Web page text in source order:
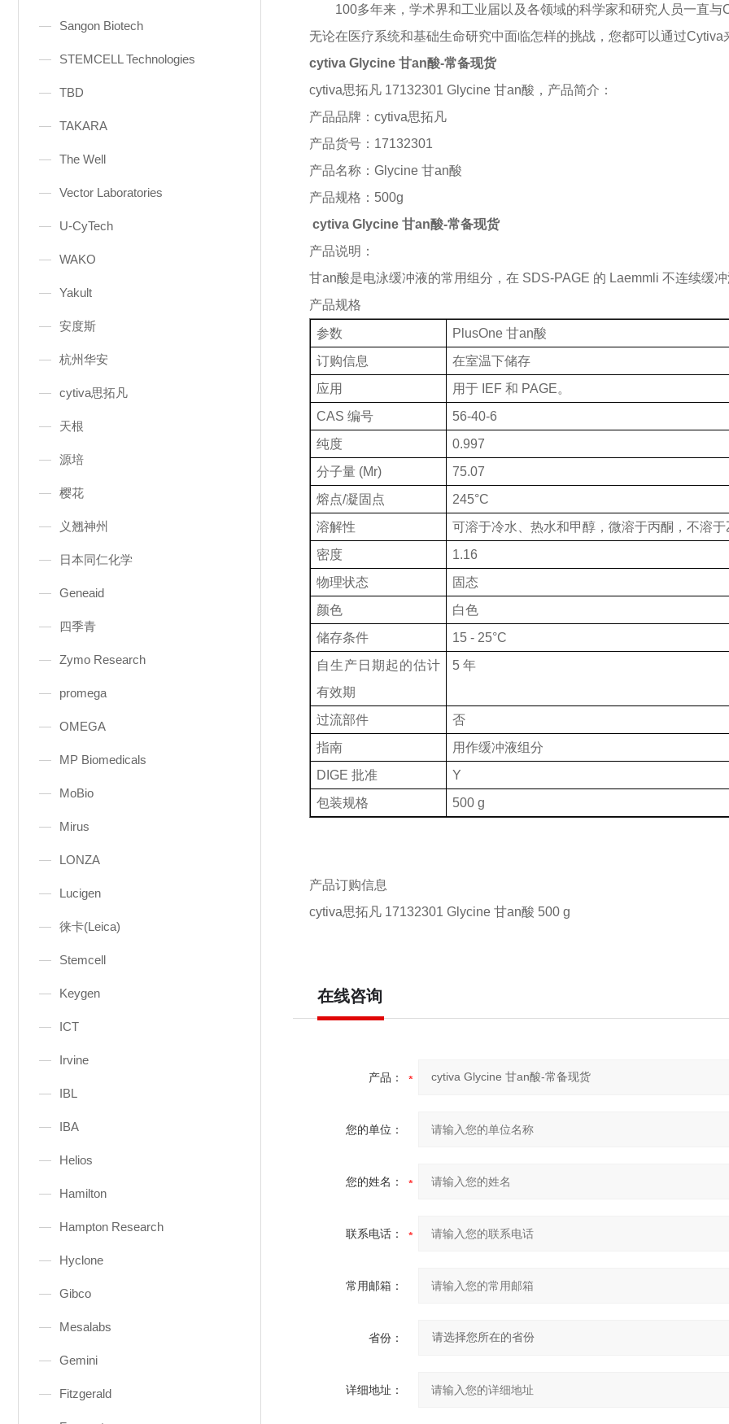
Sangon Biotech
STEMCELL Technologies
TBD
TAKARA
The Well
Vector Laboratories
U-CyTech
WAKO
Yakult
安度斯
杭州华安
cytiva思拓凡
天根
源培
樱花
义翘神州
日本同仁化学
Geneaid
四季青
Zymo Research
promega
OMEGA
MP Biomedicals
MoBio
Mirus
LONZA
Lucigen
徕卡(Leica)
Stemcell
Keygen
ICT
Irvine
IBL
IBA
Helios
Hamilton
Hampton Research
Hyclone
Gibco
Mesalabs
Gemini
Fitzgerald
100多年来，学术界和工业届以及各领域的科学家和研究人员一直
无论在医疗系统和基础生命研究中面临怎样的挑战，您都可以通过
cytiva Glycine 甘an酸-常备现货
cytiva思拓凡 17132301 Glycine 甘an酸， 产品简介：
产品品牌： cytiva思拓凡
产品货号： 17132301
产品名称： Glycine 甘an酸
产品规格： 500g
cytiva Glycine 甘an酸-常备现货
产品说明：
甘an酸是电泳缓冲液的常用组分，在 SDS-PAGE 的 Laemmli 不连续缓
产品规格
参数 PlusOne 甘an酸
订购信息
在室温下储存
应用
用于 IEF 和 PAGE。
CAS 编号
56-40-6
纯度
0.997
分子量 (Mr)
75.07
熔点/凝固点
245°C
溶解性
可溶于冷水、热水和甲醇，微溶于丙酮，不溶于
密度
1.16
物理状态
固态
颜色
白色
储存条件
15 - 25°C
自生产日期起的估计
有效期
5 年
过流部件
否
指南
用作缓冲液组分
DIGE 批准
Y
包装规格
500 g
产品订购信息
cytiva思拓凡 17132301 Glycine 甘an酸 500 g
在线咨询
产品：
您的单位：
您的姓名：
联系电话：
常用邮箱：
省份：
详细地址：